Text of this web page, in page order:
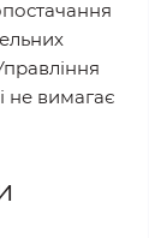
не вимагає